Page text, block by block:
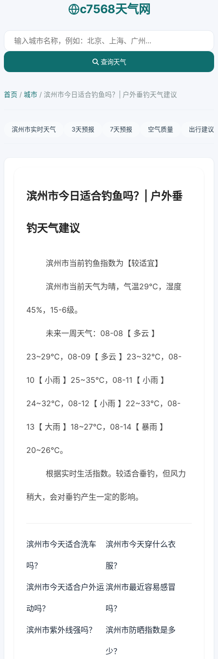
c7568天气网
查询天气
首页 / 城市 / 滨州市今日适合钓鱼吗？| 户外垂钓天气建议
滨州市实时天气 3天预报 7天预报 空气质量 出行建议
滨州市今日适合钓鱼吗？| 户外垂
钓天气建议
滨州市当前钓鱼指数为【较适宜】
滨州市当前天气为晴，气温29℃，湿度
45%，15-6级。
未来一周天气：08-08【 多云 】
23~29℃，08-09【 多云 】23~32℃，08-
10【 小雨 】25~35℃，08-11【 小雨 】
24~32℃，08-12【 小雨 】22~33℃，08-
13【 大雨 】18~27℃，08-14【 暴雨 】
20~26℃。
根据实时生活指数。较适合垂钓，但风力
稍大，会对垂钓产生一定的影响。
滨州市今天适合洗车
吗？
滨州市今天穿什么衣
服？
滨州市今天适合户外运
动吗？
滨州市最近容易感冒
吗？
滨州市紫外线强吗？ 滨州市防晒指数是多
少？